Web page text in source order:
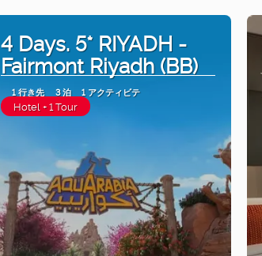
4 Days. 5* RIYADH -
Fairmont Riyadh (BB)
1 行き先 3 泊 1 アクティビテ
Hotel + 1 Tour